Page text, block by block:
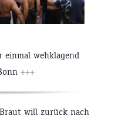
einmal wehklagend
+++
will zurück nach